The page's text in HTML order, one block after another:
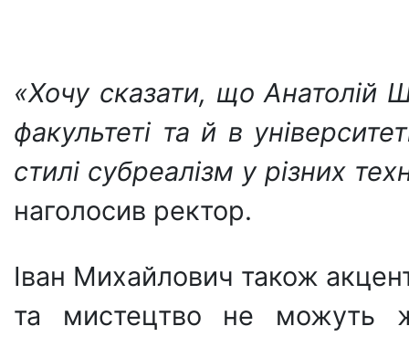
«Хочу сказати, що Анатолій
факультеті та й в
стилі субреалізм у різних
наголосив ректор.
Іван Михайлович також
та мистецтво не можуть